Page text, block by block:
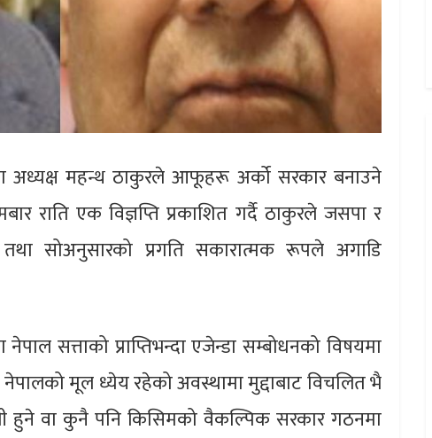
अध्यक्ष महन्थ ठाकुरले आफूहरू अर्को सरकार बनाउने
राति एक विज्ञप्ति प्रकाशित गर्दै ठाकुरले जसपा र
सोअनुसारको प्रगति सकारात्मक रूपले अगाडि
सत्ताको प्राप्तिभन्दा एजेन्डा सम्बोधनको विषयमा
नेपालको मूल ध्येय रहेको अवस्थामा मुद्दाबाट विचलित भै
हुने वा कुनै पनि किसिमको वैकल्पिक सरकार गठनमा